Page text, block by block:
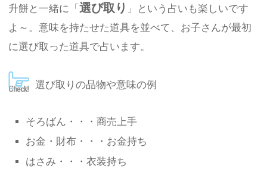
升餅と一緒に「選び取り 」という占いも楽しいです
よ～。意味を持たせた道具を並べて、お子さんが最初
に選び取った道具で占います。
選び取りの品物や意味の例
そろばん・・・商売上手
お金・財布・・・お金持ち
はさみ・・・衣装持ち